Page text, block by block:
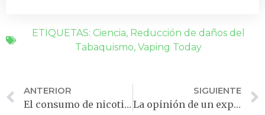
ETIQUETAS: Ciencia, Reducción de daños del
Tabaquismo, Vaping Today
ANTERIOR
El consumo de nicotina sin cigarrillos puede ser la clave para dejar de fumar
SIGUIENTE
La opinión de un experto sobre el vapeo juvenil